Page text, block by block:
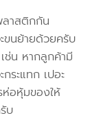
ลาสติกกัน
ขนย้ายด้วยครับ
ช่น หากลูกค้ามี
ะแทก เปอะ
ห่อหุ้มของให้
บ